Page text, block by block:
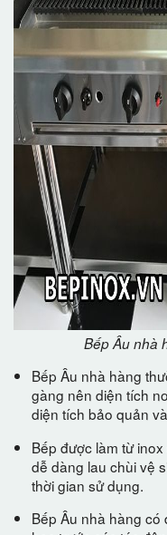
Bếp Âu nhà
Bếp Âu nhà hàng
gàng nên diện tích
diện tích bảo quản
Bếp được làm từ
dễ dàng lau chùi vệ
thời gian sử dụng.
Bếp Âu nhà hàng